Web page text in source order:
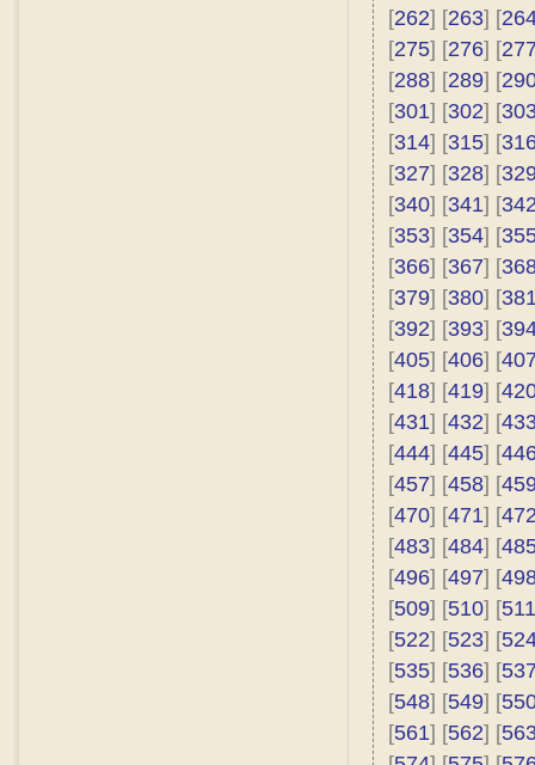
[262] [263] [
[275] [276] [
[288] [289] [
[301] [302] [
[314] [315] [
[327] [328] [
[340] [341] [
[353] [354] [
[366] [367] [
[379] [380] [
[392] [393] [
[405] [406] [
[418] [419] [
[431] [432] [
[444] [445] [
[457] [458] [
[470] [471] [
[483] [484] [
[496] [497] [
[509] [510] [511
[522] [523] [
[535] [536] [
[548] [549] [
[561] [562] [